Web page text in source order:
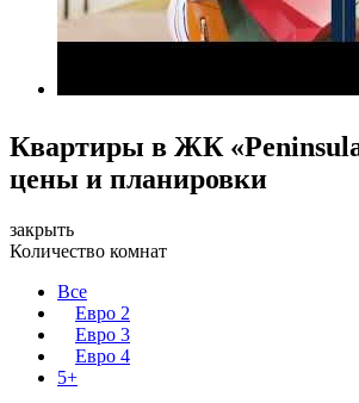
Квартиры в ЖК
цены и планировки
закрыть
Количество комнат
Все
Евро 2
Евро 3
Евро 4
5+